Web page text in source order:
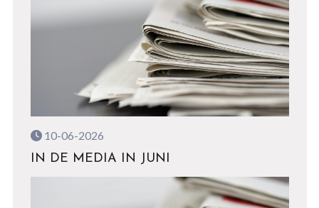
10-06-2026
IN DE MEDIA IN JUNI